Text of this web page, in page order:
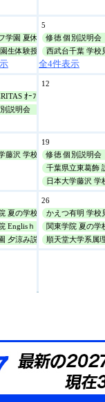
学園 夏休み個別学校見学会
生体験授業・説明会
5
修徳 個別説明会
西武台千葉 学校
全4件表示
ｵｰﾌﾟﾝｷｬﾝﾊﾟｽ
説明会
12
藤沢 学校見学ﾂｱｰ
19
修徳 個別説明会
千葉県立東葛飾
日本大学藤沢 学
信講座)
夏の学校見学会
Englisｈ Summer Lesson
夕涼み説明会
26
かえつ有明 学校
関東学院 夏の学
順天堂大学系属